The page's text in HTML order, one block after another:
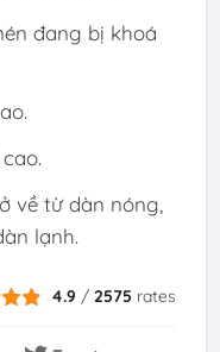
đang bị khoá
về từ dàn nóng,
lạnh.
4.9 /2575 rates